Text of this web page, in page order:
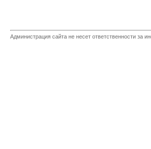
Администрация сайта не несет ответственности